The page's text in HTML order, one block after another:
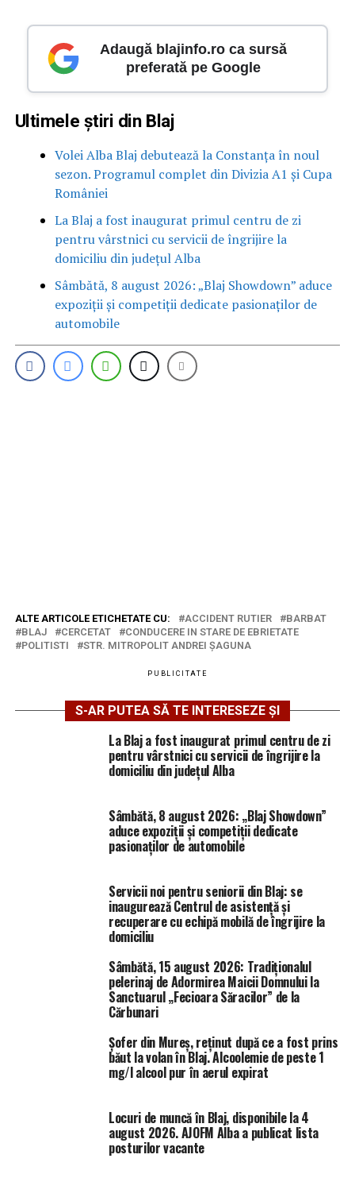
Adaugă blajinfo.ro ca sursă
preferată pe Google
Ultimele știri din Blaj
Volei Alba Blaj debutează la Constanța în noul
sezon. Programul complet din Divizia A1 și Cupa
României
La Blaj a fost inaugurat primul centru de zi
pentru vârstnici cu servicii de îngrijire la
domiciliu din județul Alba
Sâmbătă, 8 august 2026: „Blaj Showdown” aduce
expoziții și competiții dedicate pasionaților de
automobile
ALTE ARTICOLE ETICHETATE CU: ACCIDENT RUTIER
BARBAT
BLAJ
CERCETAT
CONDUCERE IN STARE DE EBRIETATE
POLITISTI
STR. MITROPOLIT ANDREI ȘAGUNA
PUBLICITATE
S-AR PUTEA SĂ TE INTERESEZE ȘI
La Blaj a fost inaugurat primul centru de zi
pentru vârstnici cu servicii de îngrijire la
domiciliu din județul Alba
Sâmbătă, 8 august 2026: „Blaj Showdown”
aduce expoziții și competiții dedicate
pasionaților de automobile
Servicii noi pentru seniorii din Blaj: se
inaugurează Centrul de asistență și
recuperare cu echipă mobilă de îngrijire la
domiciliu
Sâmbătă, 15 august 2026: Tradiționalul
pelerinaj de Adormirea Maicii Domnului la
Sanctuarul „Fecioara Săracilor” de la
Cărbunari
Șofer din Mureș, reținut după ce a fost prins
băut la volan în Blaj. Alcoolemie de peste 1
mg/l alcool pur în aerul expirat
Locuri de muncă în Blaj, disponibile la 4
august 2026. AJOFM Alba a publicat lista
posturilor vacante